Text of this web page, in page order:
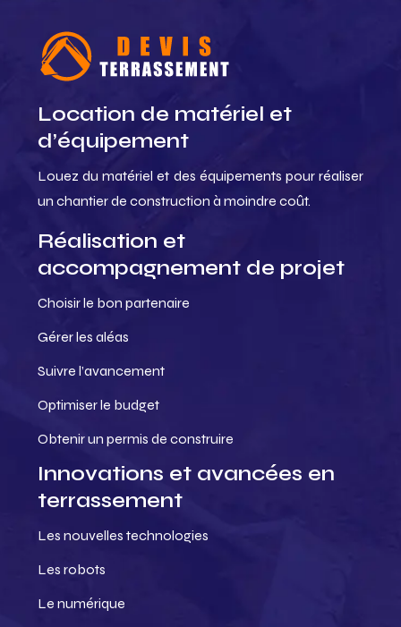
Location de matériel et
d’équipement
Louez du matériel et des équipements pour réaliser
un chantier de construction à moindre coût.
Réalisation et
accompagnement de projet
Choisir le bon partenaire
Gérer les aléas
Suivre l’avancement
Optimiser le budget
Obtenir un permis de construire
Innovations et avancées en
terrassement
Les nouvelles technologies
Les robots
Le numérique